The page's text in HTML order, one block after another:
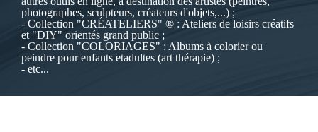
photographes, sculpteurs, créateurs d'objets,...) ;
- Collection "CRÉATELIERS" ® : Ateliers de loisirs créatifs
et "DIY" orientés grand public ;
- Collection "COLORIAGES" : Albums à colorier ou
peindre pour enfants etadultes (art thérapie) ;
- etc...